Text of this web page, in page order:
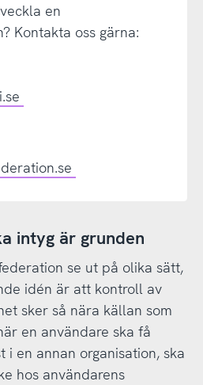
en
Kontakta oss gärna:
intyg är grunden
se ut på olika sätt,
idén är att kontroll av
sker så nära källan som
en användare ska få
i en annan organisation, ska
hos användarens